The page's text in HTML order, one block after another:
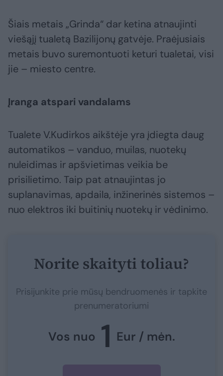
Šiais metais „Grinda“ dar ketina atnaujinti
viešąjį tualetą Bazilijonų gatvėje. Praėjusiais
metais buvo suremontuoti keturi tualetai, visi
jie – miesto centre.
Įranga atspari vandalams
Tualete V.Kudirkos aikštėje yra įdiegta daug
automatikos – vanduo, muilas, nuotekų
nuleidimas ir apšvietimas veikia be
prisilietimo. Taip pat atnaujintas jo
suplanavimas, apdaila, inžinerinės sistemos –
nuo elektros iki buitinių nuotekų ir vėdinimo.
Norite skaityti toliau?
Prisijunkite prie mūsų bendruomenės ir tapkite
prenumeratoriumi
Vos nuo 1 Eur / mėn.